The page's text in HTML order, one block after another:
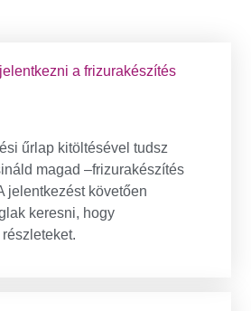
a frizurakészítés
űrlap kitöltésével tudsz
magad –frizurakészítés
jelentkezést követően
keresni, hogy